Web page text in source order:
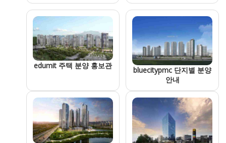
edumit 주택 분양 홍보관
bluecitypmc 단지별 분양
안내